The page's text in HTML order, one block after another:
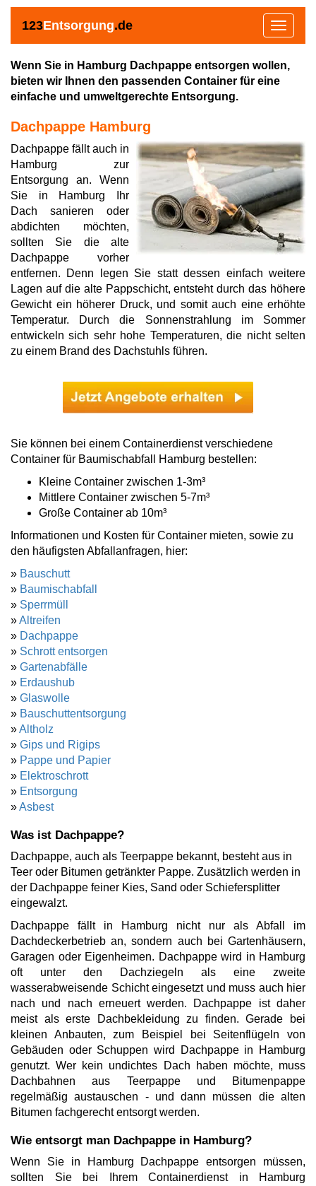
123Entsorgung.de
Toggle
Wenn Sie in Hamburg Dachpappe entsorgen wollen,
bieten wir Ihnen den passenden Container für eine
einfache und umweltgerechte Entsorgung.
Dachpappe Hamburg
Dachpappe fällt auch in
Hamburg zur
Entsorgung an. Wenn
Sie in Hamburg Ihr
Dach sanieren oder
abdichten möchten,
sollten Sie die alte
Dachpappe vorher
entfernen. Denn legen Sie statt dessen einfach weitere
Lagen auf die alte Pappschicht, entsteht durch das höhere
Gewicht ein höherer Druck, und somit auch eine erhöhte
Temperatur. Durch die Sonnenstrahlung im Sommer
entwickeln sich sehr hohe Temperaturen, die nicht selten
zu einem Brand des Dachstuhls führen.
Sie können bei einem Containerdienst verschiedene
Container für Baumischabfall Hamburg bestellen:
Kleine Container zwischen 1-3m³
Mittlere Container zwischen 5-7m³
Große Container ab 10m³
Informationen und Kosten für Container mieten, sowie zu
den häufigsten Abfallanfragen, hier:
» Bauschutt
» Baumischabfall
» Sperrmüll
»Altreifen
» Dachpappe
» Schrott entsorgen
» Gartenabfälle
» Erdaushub
» Glaswolle
» Bauschuttentsorgung
»Altholz
» Gips und Rigips
» Pappe und Papier
» Elektroschrott
» Entsorgung
»Asbest
Was ist Dachpappe?
Dachpappe, auch als Teerpappe bekannt, besteht aus in
Teer oder Bitumen getränkter Pappe. Zusätzlich werden in
der Dachpappe feiner Kies, Sand oder Schiefersplitter
eingewalzt.
Dachpappe fällt in Hamburg nicht nur als Abfall im
Dachdeckerbetrieb an, sondern auch bei Gartenhäusern,
Garagen oder Eigenheimen. Dachpappe wird in Hamburg
oft unter den Dachziegeln als eine zweite
wasserabweisende Schicht eingesetzt und muss auch hier
nach und nach erneuert werden. Dachpappe ist daher
meist als erste Dachbekleidung zu finden. Gerade bei
kleinen Anbauten, zum Beispiel bei Seitenflügeln von
Gebäuden oder Schuppen wird Dachpappe in Hamburg
genutzt. Wer kein undichtes Dach haben möchte, muss
Dachbahnen aus Teerpappe und Bitumenpappe
regelmäßig austauschen - und dann müssen die alten
Bitumen fachgerecht entsorgt werden.
Wie entsorgt man Dachpappe in Hamburg?
Wenn Sie in Hamburg Dachpappe entsorgen müssen,
sollten Sie bei Ihrem Containerdienst in Hamburg